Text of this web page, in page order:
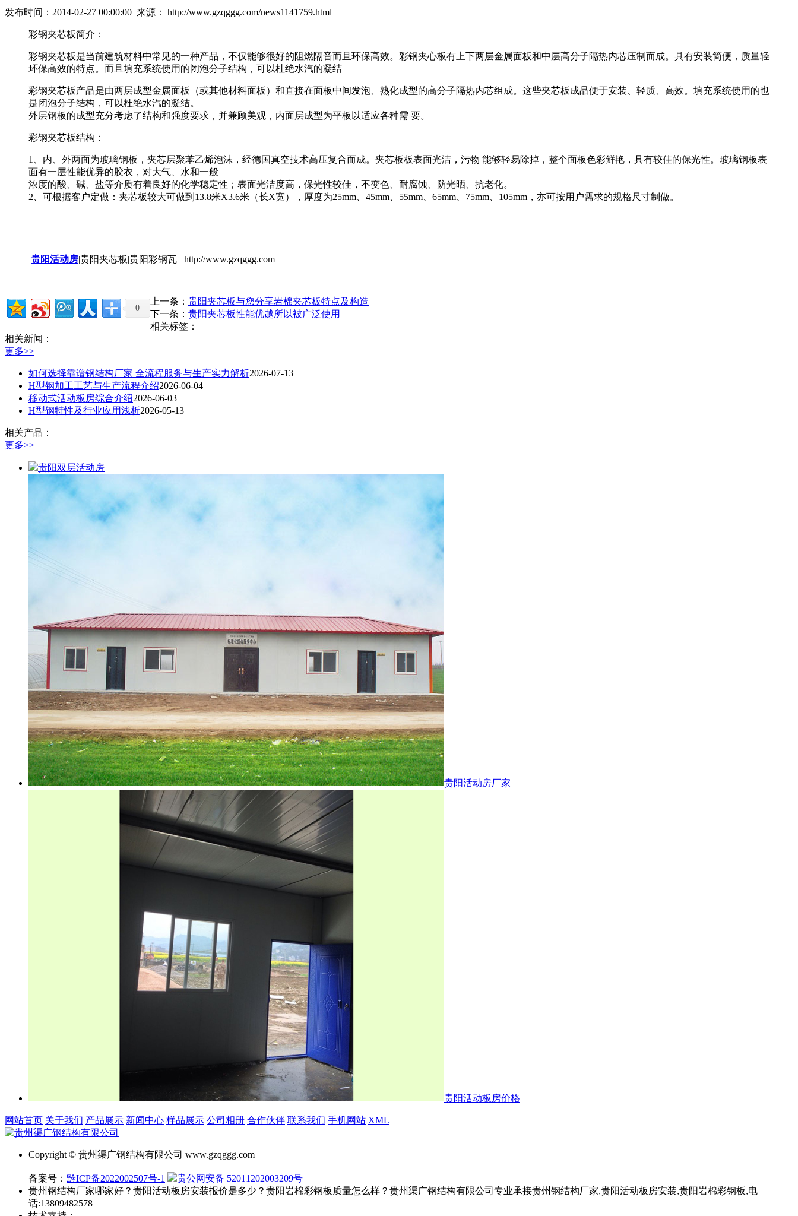
发布时间：2014-02-27 00:00:00 来源： http://www.gzqggg.com/news1141759.html
彩钢夹芯板简介：
彩钢夹芯板是当前建筑材料中常见的一种产品，不仅能够很好的阻燃隔音而且环保高效。彩钢夹心板有上下两层金属面板和中层高分子隔热内芯压制而成。具有安装简便，质量轻
环保高效的特点。而且填充系统使用的闭泡分子结构，可以杜绝水汽的凝结
彩钢夹芯板产品是由两层成型金属面板（或其他材料面板）和直接在面板中间发泡、熟化成型的高分子隔热内芯组成。这些夹芯板成品便于安装、轻质、高效。填充系统使用的也
是闭泡分子结构，可以杜绝水汽的凝结。
外层钢板的成型充分考虑了结构和强度要求，并兼顾美观，内面层成型为平板以适应各种需 要。
彩钢夹芯板结构：
1、内、外两面为玻璃钢板，夹芯层聚苯乙烯泡沫，经德国真空技术高压复合而成。夹芯板板表面光洁，污物 能够轻易除掉，整个面板色彩鲜艳，具有较佳的保光性。玻璃钢板表
面有一层性能优异的胶衣，对大气、水和一般
浓度的酸、碱、盐等介质有着良好的化学稳定性；表面光洁度高，保光性较佳，不变色、耐腐蚀、防光晒、抗老化。
2、可根据客户定做：夹芯板较大可做到13.8米X3.6米（长X宽），厚度为25mm、45mm、55mm、65mm、75mm、105mm，亦可按用户需求的规格尺寸制做。
贵阳活动房|贵阳夹芯板|贵阳彩钢瓦 http://www.gzqggg.com
0
上一条： 贵阳夹芯板与您分享岩棉夹芯板特点及构造
下一条： 贵阳夹芯板性能优越所以被广泛使用
相关标签：
相关新闻：
更多>>
如何选择靠谱钢结构厂家 全流程服务与生产实力解析2026-07-13
H型钢加工工艺与生产流程介绍2026-06-04
移动式活动板房综合介绍2026-06-03
H型钢特性及行业应用浅析2026-05-13
相关产品：
更多>>
贵阳双层活动房
贵阳活动房厂家
贵阳活动板房价格
网站首页 关于我们 产品展示 新闻中心 样品展示 公司相册 合作伙伴 联系我们 手机网站 XML
Copyright © 贵州渠广钢结构有限公司 www.gzqggg.com
备案号： 黔ICP备2022002507号-1
贵公网安备 52011202003209号
贵州钢结构厂家哪家好？贵阳活动板房安装报价是多少？贵阳岩棉彩钢板质量怎么样？贵州渠广钢结构有限公司专业承接贵州钢结构厂家,贵阳活动板房安装,贵阳岩棉彩钢板,电
话:13809482578